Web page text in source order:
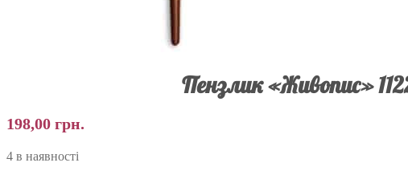
Пензлик «Живопис»
198,00 грн.
4 в наявності